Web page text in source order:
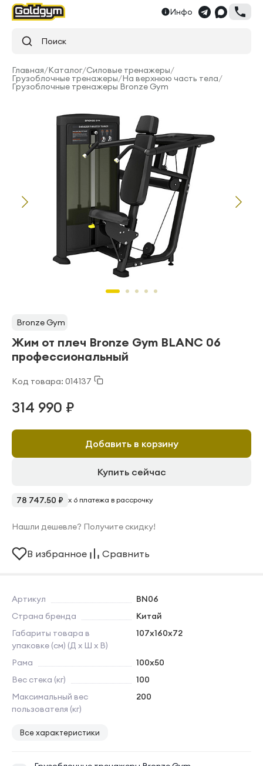
Инфо
Поиск
Главная/Каталог/Силовые тренажеры/
Грузоблочные тренажеры/На верхнюю часть тела/
Грузоблочные тренажеры Bronze Gym
Bronze Gym
Жим от плеч Bronze Gym BLANC 06
профессиональный
Код товара: 014137
Артикул
BN06
Страна бренда
Китай
Габариты товара в
упаковке (см) (Д х Ш х В)
107х160х72
Рама
100х50
Вес стека (кг)
100
Максимальный вес
пользователя (кг)
200
Все характеристики
314 990 ₽
Добавить в корзину
Купить сейчас
78 747.50 ₽ x 6 платежа в рассрочку
Нашли дешевле? Получите скидку!
В избранное Сравнить